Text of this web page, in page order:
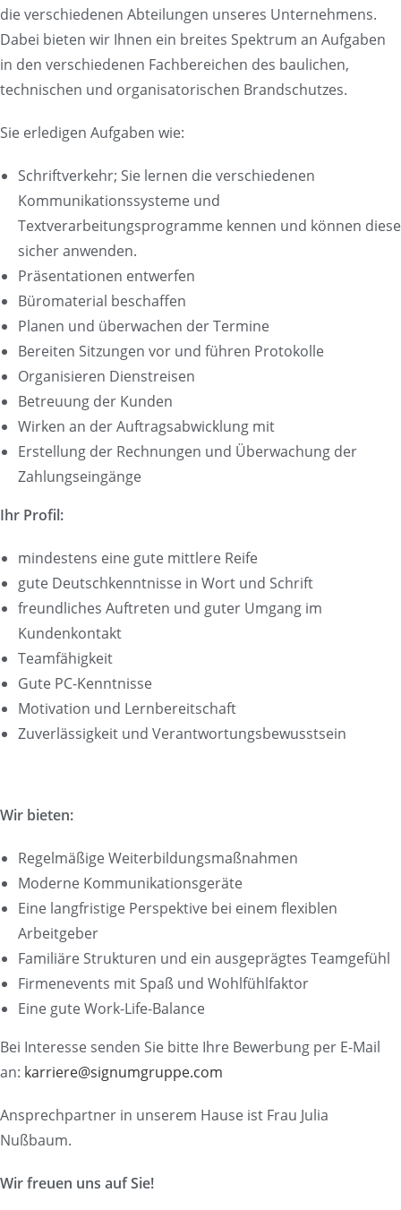
die verschiedenen Abteilungen unseres Unternehmens.
Dabei bieten wir Ihnen ein breites Spektrum an Aufgaben
in den verschiedenen Fachbereichen des baulichen,
technischen und organisatorischen Brandschutzes.
Sie erledigen Aufgaben wie:
Schriftverkehr; Sie lernen die verschiedenen
Kommunikationssysteme und
Textverarbeitungsprogramme kennen und können diese
sicher anwenden.
Präsentationen entwerfen
Büromaterial beschaffen
Planen und überwachen der Termine
Bereiten Sitzungen vor und führen Protokolle
Organisieren Dienstreisen
Betreuung der Kunden
Wirken an der Auftragsabwicklung mit
Erstellung der Rechnungen und Überwachung der
Zahlungseingänge
Ihr Profil:
mindestens eine gute mittlere Reife
gute Deutschkenntnisse in Wort und Schrift
freundliches Auftreten und guter Umgang im
Kundenkontakt
Teamfähigkeit
Gute PC-Kenntnisse
Motivation und Lernbereitschaft
Zuverlässigkeit und Verantwortungsbewusstsein
Wir bieten:
Regelmäßige Weiterbildungsmaßnahmen
Moderne Kommunikationsgeräte
Eine langfristige Perspektive bei einem flexiblen
Arbeitgeber
Familiäre Strukturen und ein ausgeprägtes Teamgefühl
Firmenevents mit Spaß und Wohlfühlfaktor
Eine gute Work-Life-Balance
Bei Interesse senden Sie bitte Ihre Bewerbung per E-Mail
an: karriere@signumgruppe.com
Ansprechpartner in unserem Hause ist Frau Julia
Nußbaum.
Wir freuen uns auf Sie!